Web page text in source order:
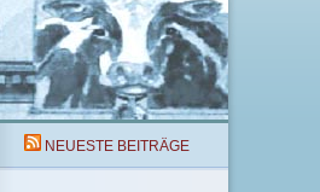
NEUESTE BEITRÄGE